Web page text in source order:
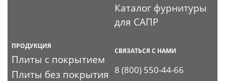
Каталог фурнитуры
для САПР
ПРОДУКЦИЯ
Плиты с покрытием
Плиты без покрытия
СВЯЗАТЬСЯ С НАМИ
8 (800) 550-44-66